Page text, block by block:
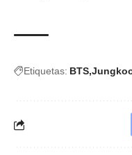
Etiquetas: BTS